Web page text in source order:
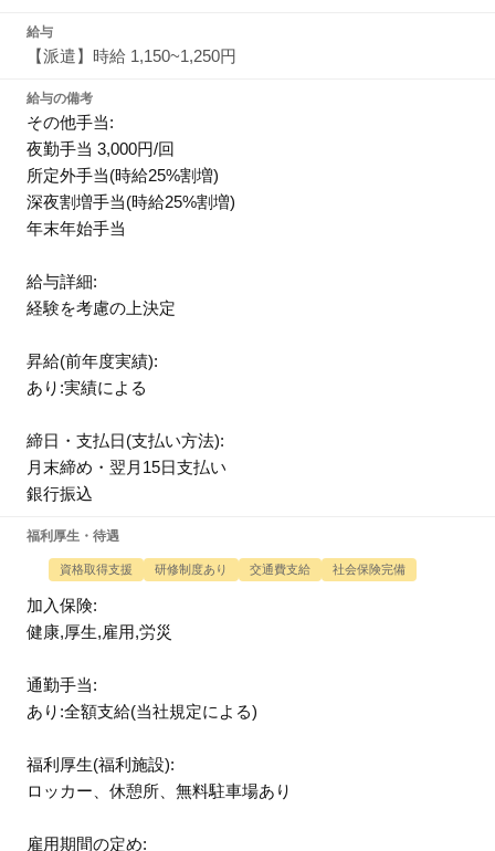
給与
【派遣】時給 1,150~1,250円
給与の備考
その他手当:
夜勤手当 3,000円/回
所定外手当(時給25%割増)
深夜割増手当(時給25%割増)
年末年始手当
給与詳細:
経験を考慮の上決定
昇給(前年度実績):
あり:実績による
締日・支払日(支払い方法):
月末締め・翌月15日支払い
銀行振込
福利厚生・待遇
資格取得支援 研修制度あり 交通費支給 社会保険完備
加入保険:
健康,厚生,雇用,労災
通勤手当:
あり:全額支給(当社規定による)
福利厚生(福利施設):
ロッカー、休憩所、無料駐車場あり
雇用期間の定め: